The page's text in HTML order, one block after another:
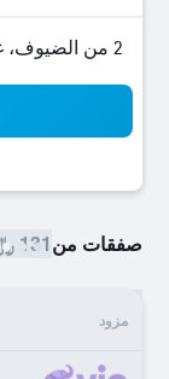
2 من الضيوف، غرفة واحدة
صفقات من131 ﷼
مزود